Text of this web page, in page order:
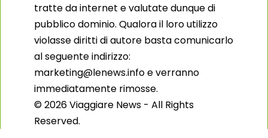
tratte da internet e valutate dunque di
pubblico dominio. Qualora il loro utilizzo
violasse diritti di autore basta comunicarlo
al seguente indirizzo:
marketing@lenews.info e verranno
immediatamente rimosse.
© 2026 Viaggiare News - All Rights
Reserved.